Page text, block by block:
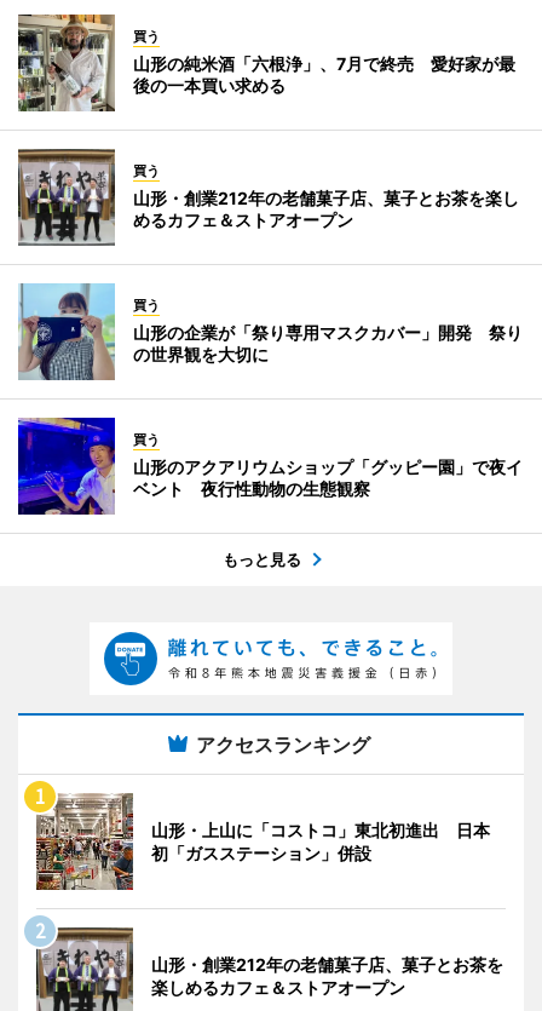
買う
山形の純米酒「六根浄」、7月で終売 愛好家が最
後の一本買い求める
買う
山形・創業212年の老舗菓子店、菓子とお茶を楽し
めるカフェ＆ストアオープン
買う
山形の企業が「祭り専用マスクカバー」開発 祭り
の世界観を大切に
買う
山形のアクアリウムショップ「グッピー園」で夜イ
ベント 夜行性動物の生態観察
もっと見る
アクセスランキング
山形・上山に「コストコ」東北初進出 日本
初「ガスステーション」併設
山形・創業212年の老舗菓子店、菓子とお茶を
楽しめるカフェ＆ストアオープン